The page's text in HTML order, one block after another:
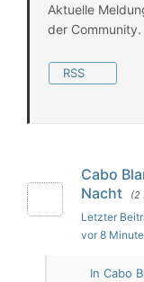
Aktuelle
der Community.
RSS
Cabo
Nacht
(2
Letzter
vor 8
In Cabo